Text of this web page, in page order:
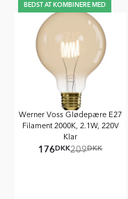
BEDST AT KOMBINERE MED
Werner Voss Glødepære E27
Filament 2000K, 2.1W, 220V
Klar
176DKK209DKK